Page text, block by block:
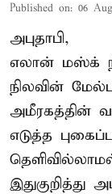
Published on: 06
அபுதாபி,
எலான் மஸ்க்
நிலவின்
அமீரகத்தின்
எடுத்த
இதுகுறித்து